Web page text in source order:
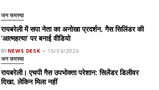
जन समस्या
रायबरेली में सपा नेता का अनोखा प्रदर्शन, गैस सिलिंडर की
‘आत्महत्या’ पर बनाई वीडियो
BYNEWS DESK 15/03/2026
जन समस्या
रायबरेली। एचपी गैस उपभोक्ता परेशान: सिलेंडर डिलीवर
दिखा, लेकिन मिला नहीं